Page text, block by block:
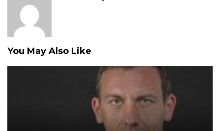
You May Also Like